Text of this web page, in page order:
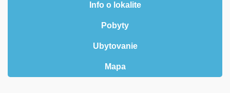
Info o lokalite
Pobyty
Ubytovanie
Mapa